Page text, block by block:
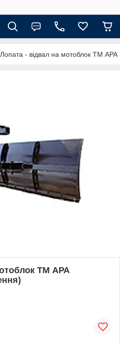
Лопата - відвал на мотоблок ТМ АРА
ТМ АРА